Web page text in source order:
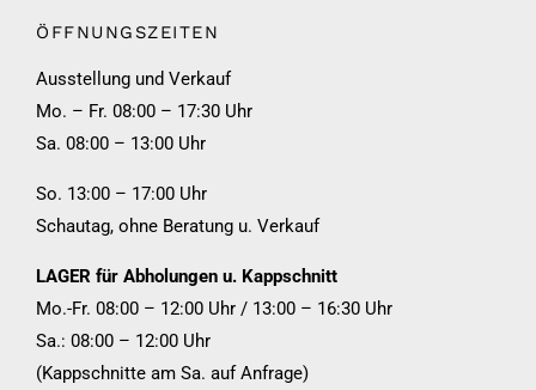
ÖFFNUNGSZEITEN
Ausstellung und Verkauf
Mo. – Fr. 08:00 – 17:30 Uhr
Sa. 08:00 – 13:00 Uhr
So. 13:00 – 17:00 Uhr
Schautag, ohne Beratung u. Verkauf
LAGER für Abholungen u. Kappschnitt
Mo.-Fr. 08:00 – 12:00 Uhr / 13:00 – 16:30 Uhr
Sa.: 08:00 – 12:00 Uhr
(Kappschnitte am Sa. auf Anfrage)